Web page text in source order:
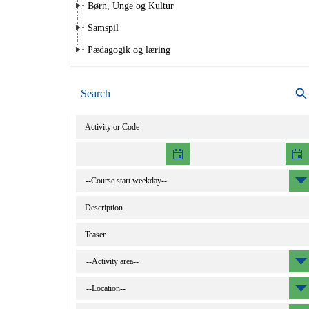
Børn, Unge og Kultur
Samspil
Pædagogik og læring
Search
Activity
-
Catalog
Teaser
--Activity area--
--Location--